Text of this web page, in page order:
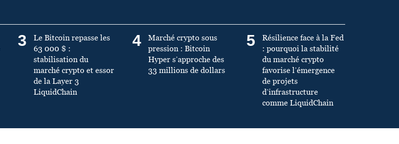
3
Le Bitcoin repasse les
63 000 $ :
stabilisation du
marché crypto et essor
de la Layer 3
LiquidChain
4
Marché crypto sous
pression : Bitcoin
Hyper s’approche des
33 millions de dollars
5
Résilience face à la Fed
: pourquoi la stabilité
du marché crypto
favorise l’émergence
de projets
d’infrastructure
comme LiquidChain